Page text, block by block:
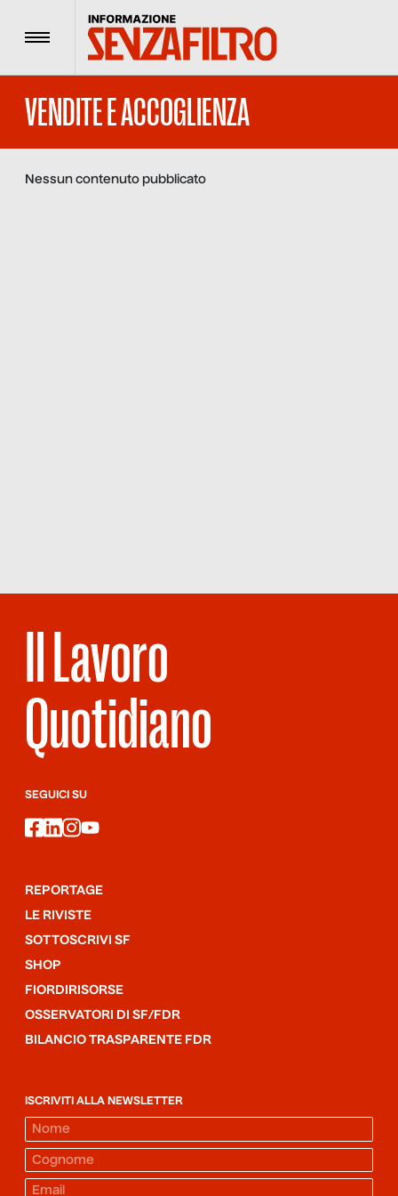
Menu
VENDITE E ACCOGLIENZA
Nessun contenuto pubblicato
Il Lavoro
Quotidiano
SEGUICI SU
facebook
linkedin
instagram
youtube
REPORTAGE
LE RIVISTE
SOTTOSCRIVI SF
SHOP
FIORDIRISORSE
OSSERVATORI DI SF/FDR
BILANCIO TRASPARENTE FDR
ISCRIVITI ALLA NEWSLETTER